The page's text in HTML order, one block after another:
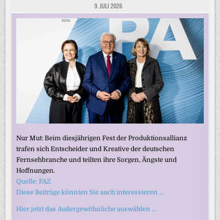
9. JULI 2026
Nur Mut: Beim diesjährigen Fest der Produktionsallianz
trafen sich Entscheider und Kreative der deutschen
Fernsehbranche und teilten ihre Sorgen, Ängste und
Hoffnungen.
Quelle: FAZ
Diese Beiträge könnten Sie auch interessieren …
Hier jetzt das Außergewöhnliche auswählen …